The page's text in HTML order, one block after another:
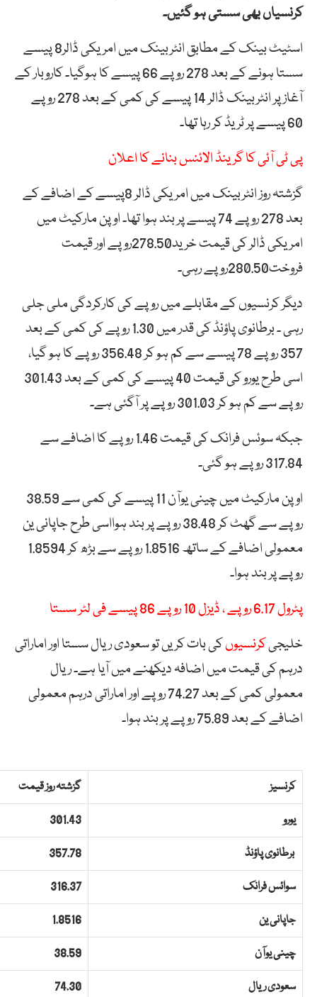
کرنسیاں بھی سستی ہو گئیں۔
اسٹیٹ بینک کے مطابق انٹربینک میں امریکی ڈالر8 پیسے
سستا ہونے کے بعد 278 روپے 66 پیسے کا ہوگیا۔ کاروبار کے
آغاز پر انٹربینک ڈالر 14 پیسے کی کمی کے بعد 278 روپے
60 پیسے پر ٹریڈ کر رہا تھا۔
پی ٹی آئی کا گرینڈ الائنس بنانے کا اعلان
گزشتہ روز انٹربینک میں امریکی ڈالر 8پیسے کے اضافے کے
بعد 278 روپے 74 پیسے پر بند ہوا تھا۔ اوپن مارکیٹ میں
امریکی ڈالر کی قیمت خرید278.50روپے اور قیمت
فروخت280.50روپے رہی۔
دیگر کرنسیوں کے مقابلے میں روپے کی کارکردگی ملی جلی
رہی ۔ برطانوی پاؤنڈ کی قدر میں 1.30 روپے کی کمی کے بعد
357 روپے 78 پیسے سے کم ہو کر 356.48 روپے کا ہو گیا،
اسی طرح یورو کی قیمت 40 پیسے کی کمی کے بعد 301.43
روپے سے کم ہو کر 301.03 روپے پر آگئی ہے۔
جبکہ سوئس فرانک کی قیمت 1.46 روپے کا اضافے سے
317.84 روپے ہو گئی۔
اوپن مارکیٹ میں چینی یوآن 11 پیسے کی کمی سے 38.59
روپے سے گھٹ کر 38.48 روپے پر بند ہوااسی طرح جاپانی ین
معمولی اضافے کے ساتھ 1.8516 روپے سے بڑھ کر 1.8594
روپے پر بند ہوا۔
پٹرول 6.17 روپے ، ڈیزل 10 روپے 86 پیسے فی لٹر سستا
خلیجیکرنسیوںکی بات کریں تو سعودی ریال سستا اور اماراتی
درہم کی قیمت میں اضافہ دیکھنے میں آیا ہے۔ ریال
معمولی کمی کے بعد 74.27 روپے اور اماراتی درہم معمولی
اضافے کے بعد 75.89 روپے پر بند ہوا۔
کرنسیز
گزشتہ روز قیمت
یورو
301.43
برطانوی پاؤنڈ
357.78
سوائس فرانک
316.37
جاپانی ین
1.8516
چینی یوآن
38.59
سعودی ریال
74.30